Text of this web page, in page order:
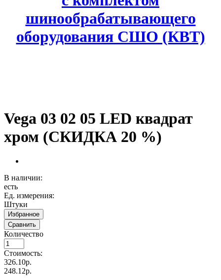
шинообрабатывающего
оборудования СШО (КВТ)
Vega 03 02 05 LED квадрат
хром (СКИДКА 20 %)
В наличии:
есть
Ед. измерения:
Штуки
Избранное
Сравнить
Количество
Стоимость:
326.10р.
248.12р.